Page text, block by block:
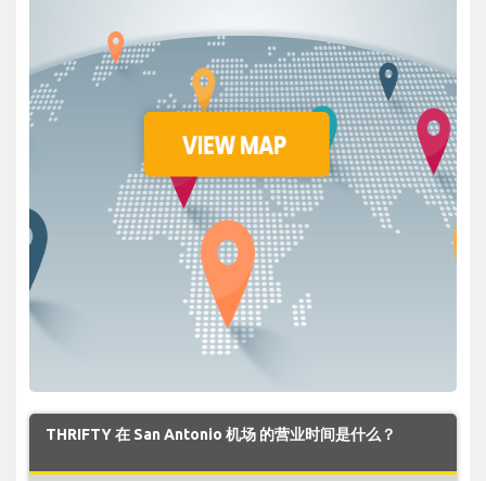
THRIFTY 在 San Antonio 机场 的营业时间是什么？